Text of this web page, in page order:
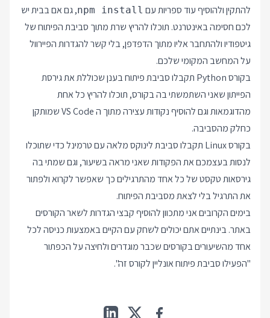
להתקין ולהוסיף עוד ספריות עם npm install, גם אם בבית יש
לכם חסימה באינטרנט. תוכלו להריץ שרת מתוך סביבת הפיתוח של
גיטפודיו ולהתחבר אליו מתוך הדפדפן, בלי קשר להגדרות הפיירוול
על המחשב המקומי שלכם.
בקורס Python תקבלו סביבת פיתוח בענן שכוללת את גירסת
הפייתון שאני השתמשתי בה בקורס, תוכלו להריץ כל אחת
מהדוגמאות וגם להוסיף נקודות עצירה מתוך ה VS Code שמותקן
כחלק מהסביבה.
בקורס Linux תקבלו סביבת לינוקס מלאה עם טרמינל כדי שתוכלו
לנסות בעצמכם את הפקודות שאני מראה בשיעור, וגם שמתי בה
גירסאות טקסט של כל אחד מהתרגילים כך שאפשר לקרוא ולפתור
את התרגיל בלי לצאת מסביבת הפיתוח.
בימים הקרובים אני מתכוון להוסיף קבצי הגדרות לשאר הקורסים
באתר. בינתיים אתם יכולים לשחק עם הקיים באמצעות כניסה לכל
אחד מהשיעורים בקורסים שכבר מוגדרים ולחיצה על הכפתור
"הפעילו סביבת פיתוח אונליין לקורס זה".